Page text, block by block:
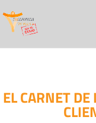
EL CARNET